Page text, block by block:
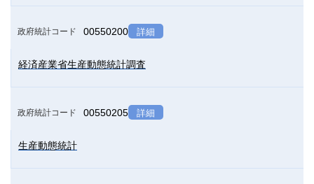
政府統計コード 00550200 詳細
経済産業省生産動態統計調査
政府統計コード 00550205 詳細
生産動態統計